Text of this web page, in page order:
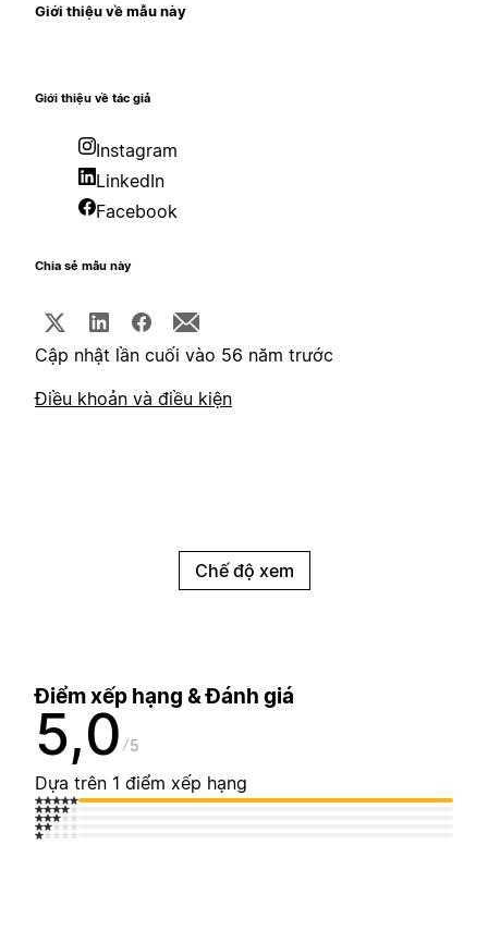
Giới thiệu về mẫu này
Giới thiệu về tác giả
Instagram
LinkedIn
Facebook
Chia sẻ mẫu này
Cập nhật lần cuối vào 56 năm trước
Điều khoản và điều kiện
Chế độ xem
Điểm xếp hạng & Đánh giá
5,0 5
Dựa trên 1 điểm xếp hạng